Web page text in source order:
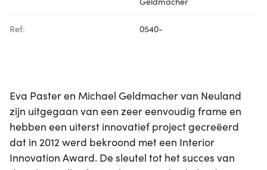
Ref: 0540-
Eva Paster en Michael Geldmacher van Neuland
zijn uitgegaan van een zeer eenvoudig frame en
hebben een uiterst innovatief project gecreëerd
dat in 2012 werd bekroond met een Interior
Innovation Award. De sleutel tot het succes van